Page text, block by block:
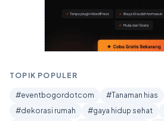
TOPIK POPULER
#eventbogordotcom #Tanaman hias
#dekorasi rumah
#gaya hidup sehat